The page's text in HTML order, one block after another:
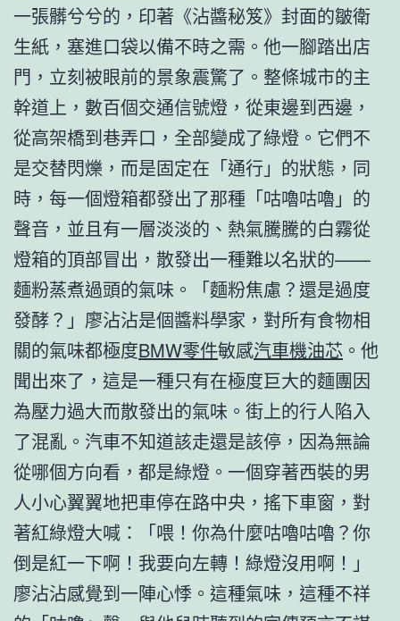
一張髒兮兮的，印著《沾醬秘笈》封面的皺衛
生紙，塞進口袋以備不時之需。他一腳踏出店
門，立刻被眼前的景象震驚了。整條城市的主
幹道上，數百個交通信號燈，從東邊到西邊，
從高架橋到巷弄口，全部變成了綠燈。它們不
是交替閃爍，而是固定在「通行」的狀態，同
時，每一個燈箱都發出了那種「咕嚕咕嚕」的
聲音，並且有一層淡淡的、熱氣騰騰的白霧從
燈箱的頂部冒出，散發出一種難以名狀的——
麵粉蒸煮過頭的氣味。「麵粉焦慮？還是過度
發酵？」廖沾沾是個醬料學家，對所有食物相
關的氣味都極度BMW零件敏感汽車機油芯 。他
聞出來了，這是一種只有在極度巨大的麵團因
為壓力過大而散發出的氣味。街上的行人陷入
了混亂。汽車不知道該走還是該停，因為無論
從哪個方向看，都是綠燈。一個穿著西裝的男
人小心翼翼地把車停在路中央，搖下車窗，對
著紅綠燈大喊：「喂！你為什麼咕嚕咕嚕？你
倒是紅一下啊！我要向左轉！綠燈沒用啊！」
廖沾沾感覺到一陣心悸。這種氣味，這種不祥